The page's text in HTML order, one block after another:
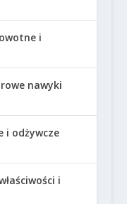
i
nawyki
i odżywcze
i